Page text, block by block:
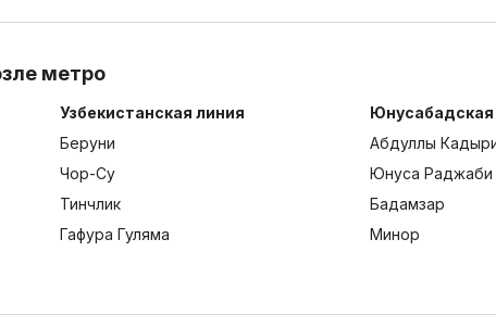
метро
Узбекистанская линия
Беруни
Чор-Су
Тинчлик
Гафура Гуляма
Юнусабадская
Абдуллы
Юнуса Раджаби
Бадамзар
Минор